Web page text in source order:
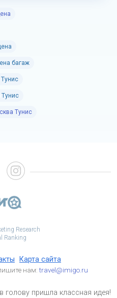
багаж
Тунис
Тунис
Research
Ranking
Карта сайта
нам:travel@imigo.ru
голову пришла классная идея!